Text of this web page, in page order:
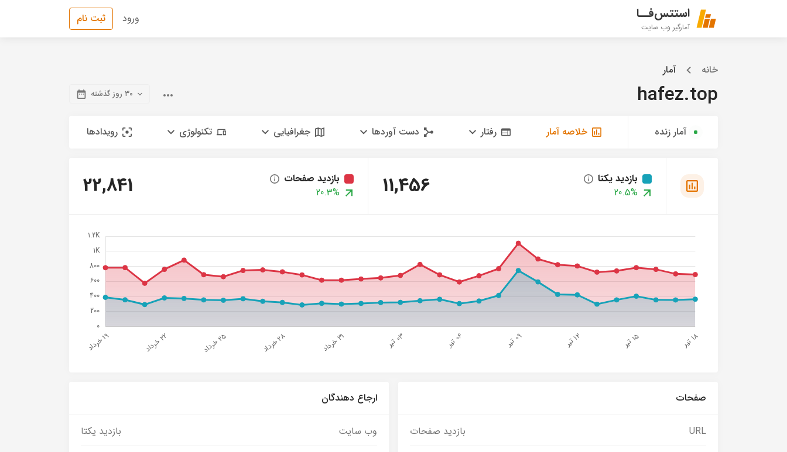
استتس‌فــا
آمارگیر وب سایت
ورود ثبت نام
خانه آمار
hafez.top ۳۰ روز گذشته
آمار زنده خلاصه آمار رفتار دست آوردها جغرافیایی تکنولوژی رویدادها
بازدید یکتا
20.5%
11,456
بازدید صفحات
20.3%
22,841
صفحات
URL
بازدید صفحات
ارجاع دهندگان
وب سایت
بازدید یکتا